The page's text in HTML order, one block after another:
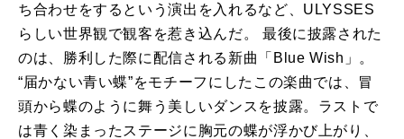
ち合わせをするという演出を入れるなど、ULYSSES
らしい世界観で観客を惹き込んだ。 最後に披露された
のは、勝利した際に配信される新曲「Blue Wish」。
“届かない青い蝶”をモチーフにしたこの楽曲では、冒
頭から蝶のように舞う美しいダンスを披露。ラストで
は青く染まったステージに胸元の蝶が浮かび上がり、